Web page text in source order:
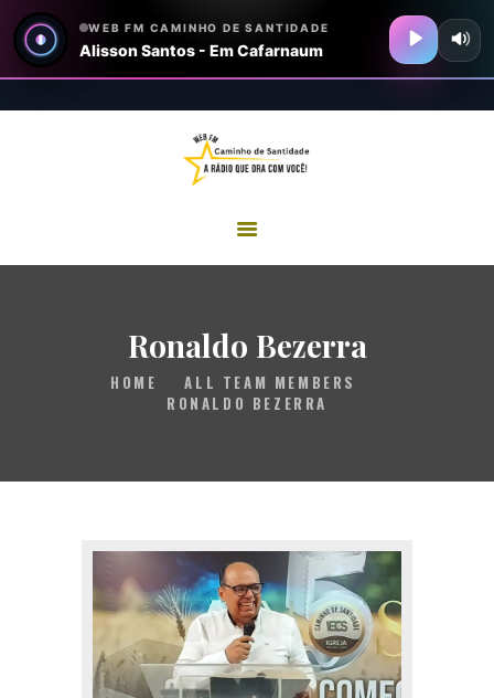
Ronaldo Bezerra
HOME
ALL TEAM MEMBERS
RONALDO BEZERRA
PODCAST
CONTATO